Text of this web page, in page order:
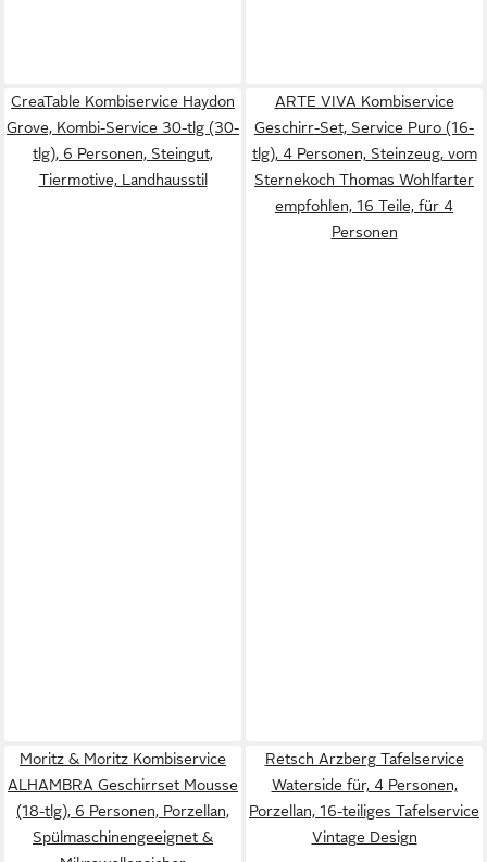
CreaTable Kombiservice Haydon
Grove, Kombi-Service 30-tlg (30-
tlg), 6 Personen, Steingut,
Tiermotive, Landhausstil
ARTE VIVA Kombiservice
Geschirr-Set, Service Puro (16-
tlg), 4 Personen, Steinzeug, vom
Sternekoch Thomas Wohlfarter
empfohlen, 16 Teile, für 4
Personen
Moritz & Moritz Kombiservice
ALHAMBRA Geschirrset Mousse
(18-tlg), 6 Personen, Porzellan,
Spülmaschinengeeignet &
Retsch Arzberg Tafelservice
Waterside für, 4 Personen,
Porzellan, 16-teiliges Tafelservice
Vintage Design